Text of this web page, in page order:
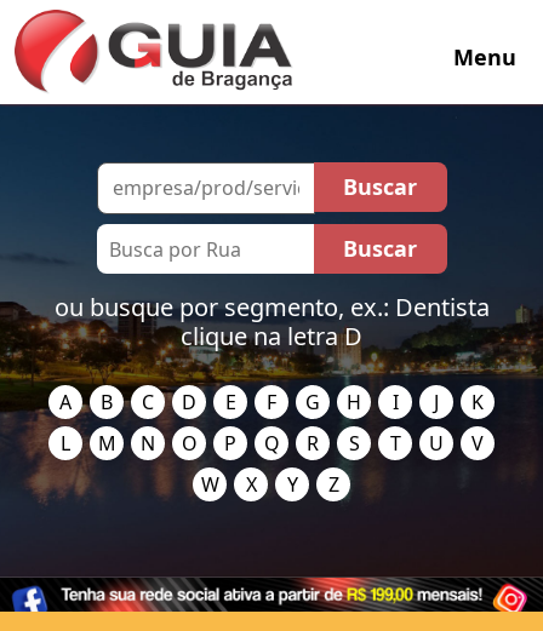
Menu
ou busque por segmento, ex.: Dentista
clique na letra D
A B C D E F G H I J
K
L
M N O P Q R S T U
V
W
X Y Z